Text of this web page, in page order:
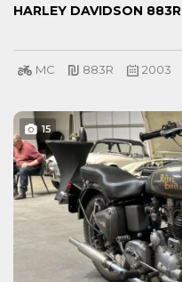
HARLEY DAVIDSON 883R
MC 883R 2003
15